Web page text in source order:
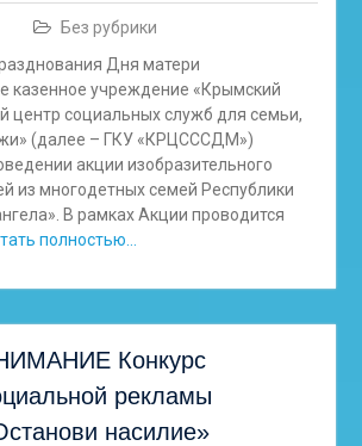
Без рубрики
Дня матери
казенное учреждение «Крымский
центр социальных служб для семьи,
(далее – ГКУ «КРЦСССДМ»)
акции изобразительного
из многодетных семей Республики
В рамках Акции проводится
полностью…
Конкурс
рекламы
насилие»